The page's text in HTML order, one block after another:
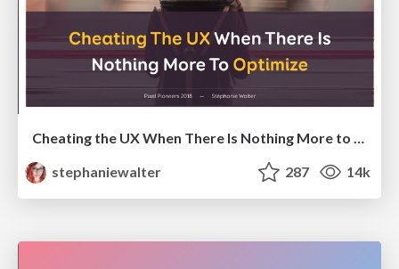
Cheating the UX When There Is Nothing More to Optimize - PixelPioneers
stephaniewalter
287 14k